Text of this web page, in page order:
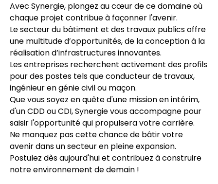
Avec Synergie, plongez au cœur de ce domaine où
chaque projet contribue à façonner l'avenir.
Le secteur du bâtiment et des travaux publics offre
une multitude d’opportunités, de la conception à la
réalisation d’infrastructures innovantes.
Les entreprises recherchent activement des profils
pour des postes tels que conducteur de travaux,
ingénieur en génie civil ou maçon.
Que vous soyez en quête d'une mission en intérim,
d'un CDD ou CDI, Synergie vous accompagne pour
saisir l'opportunité qui propulsera votre carrière.
Ne manquez pas cette chance de bâtir votre
avenir dans un secteur en pleine expansion.
Postulez dès aujourd'hui et contribuez à construire
notre environnement de demain !